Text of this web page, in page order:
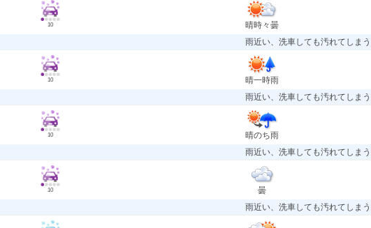
10
晴時々曇
雨近い、洗車しても汚れてしまう
10
晴一時雨
雨近い、洗車しても汚れてしまう
10
晴のち雨
雨近い、洗車しても汚れてしまう
10
曇
雨近い、洗車しても汚れてしまう